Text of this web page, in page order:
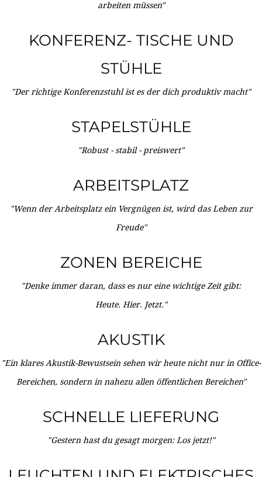
arbeiten müssen"
KONFERENZ- TISCHE UND
STÜHLE
"Der richtige Konferenzstuhl ist es der dich produktiv macht"
STAPELSTÜHLE
"Robust - stabil - preiswert"
ARBEITSPLATZ
"Wenn der Arbeitsplatz ein Vergnügen ist, wird das Leben zur
Freude"
ZONEN BEREICHE
"Denke immer daran, dass es nur eine wichtige Zeit gibt:
Heute. Hier. Jetzt."
AKUSTIK
"Ein klares Akustik-Bewustsein sehen wir heute nicht nur in Office-
Bereichen, sondern in nahezu allen öffentlichen Bereichen"
SCHNELLE LIEFERUNG
"Gestern hast du gesagt morgen: Los jetzt!"